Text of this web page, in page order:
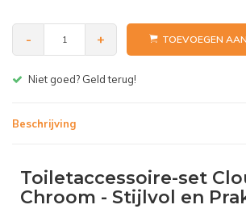
- + TOEVOEGEN
Gratis bezorgen v.a. € 150,- (NL)
Beschrijving
Toiletaccessoire-set
Chroom - Stijlvol en